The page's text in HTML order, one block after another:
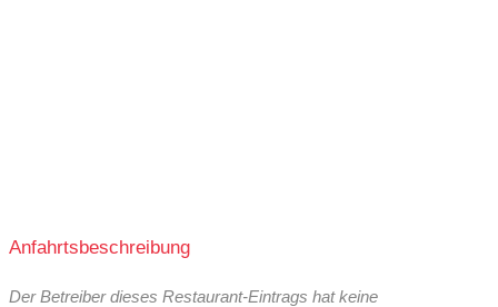
Anfahrtsbeschreibung
Der Betreiber dieses Restaurant-Eintrags hat keine